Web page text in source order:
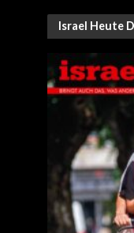
Israel Heute